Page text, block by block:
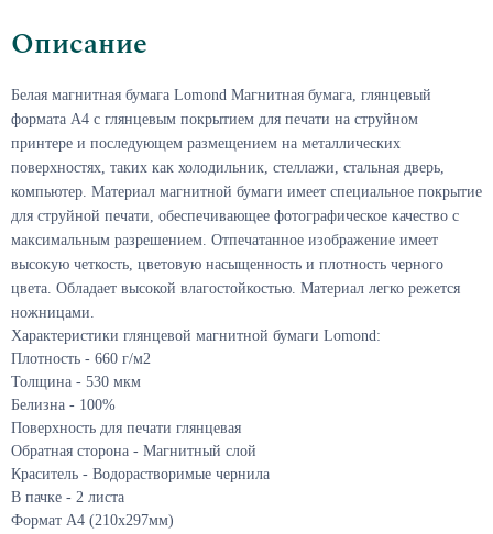
Описание
Белая магнитная бумага Lomond Магнитная бумага, глянцевый
формата А4 с глянцевым покрытием для печати на струйном
принтере и последующем размещением на металлических
поверхностях, таких как холодильник, стеллажи, стальная дверь,
компьютер. Материал магнитной бумаги имеет специальное покрытие
для струйной печати, обеспечивающее фотографическое качество с
максимальным разрешением. Отпечатанное изображение имеет
высокую четкость, цветовую насыщенность и плотность черного
цвета. Обладает высокой влагостойкостью. Материал легко режется
ножницами.
Характеристики глянцевой магнитной бумаги Lomond:
Плотность - 660 г/м2
Толщина - 530 мкм
Белизна - 100%
Поверхность для печати глянцевая
Обратная сторона - Магнитный слой
Краситель - Водорастворимые чернила
В пачке - 2 листа
Формат А4 (210х297мм)